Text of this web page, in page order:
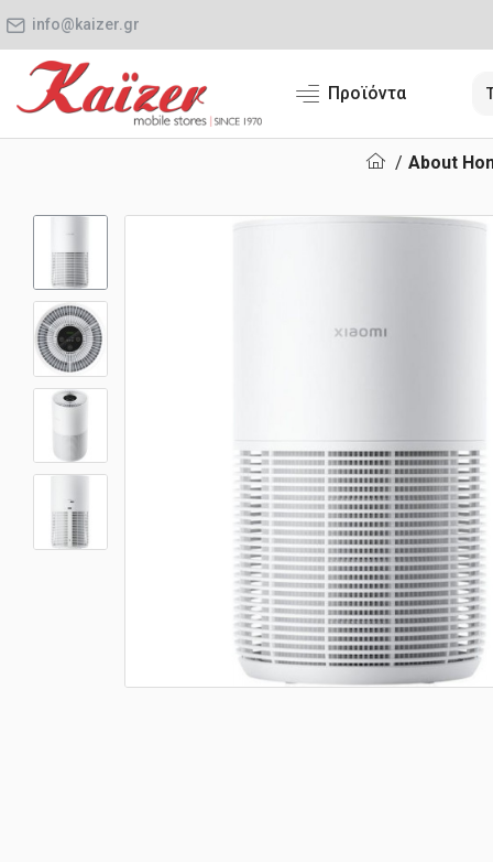
info@kaizer.gr
Προϊόντα
About